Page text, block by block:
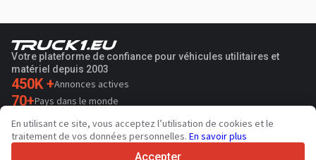
Votre plateforme de confiance pour véhicules utilitaires et
matériel depuis 2003
450K +Annonces actives
70+Pays dans le monde
36 Langues prises en charge
4.7/5
En utilisant ce site, vous acceptez l’utilisation de cookies et le
traitement de vos données personnelles. En savoir plus
Accepter